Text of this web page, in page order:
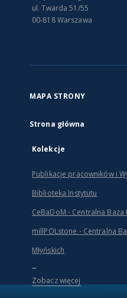
ul. Twarda 51/55
00-818 Warszawa
MAPA STRONY
Strona główna
Kolekcje
Publikacje pracowników i
Biblioteka Instytutu
CeBaDoM - Centralna Baza
millPOLstone - Centralna
Młyńskich
...
Zobacz więcej